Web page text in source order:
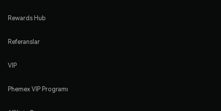
Rewards Hub
Referanslar
VIP
Phemex VIP Programı